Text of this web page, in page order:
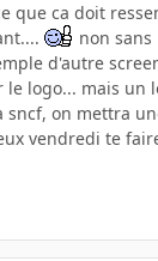
que ca doit
non
d'autre
logo... mais un
sncf, on mettra
vendredi te